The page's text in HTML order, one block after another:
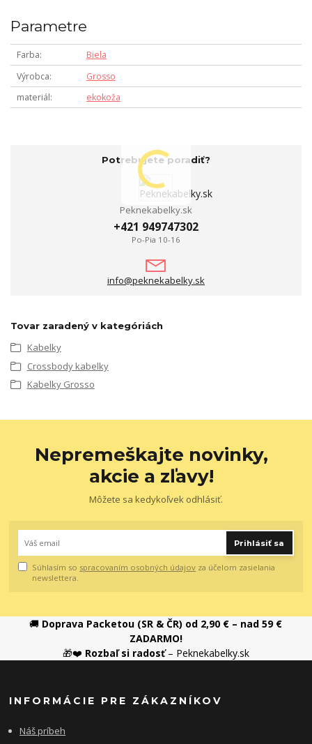
Parametre
Farba
Biela
Výrobca
Grosso
materiál
ekokoža
Potrebujete poradiť?
Peknekabelky.sk
+421 949747302
Po-Pia 10-16
info@peknekabelky.sk
Tovar zaradený v kategóriách
Kabelky
Crossbody kabelky
Kabelky Grosso
Nepremeškajte novinky,
akcie a zľavy!
Môžete sa kedykoľvek odhlásiť.
Prihlásiť sa
Súhlasím so spracovaním osobných údajov za účelom zasielania
newslettera.
🚚 Doprava Packetou (SR & ČR) od 2,90 € – nad 59 €
ZADARMO!
🎁❤️ Rozbaľ si radosť– Peknekabelky.sk
INFORMÁCIE PRE ZÁKAZNÍKOV
Náš príbeh